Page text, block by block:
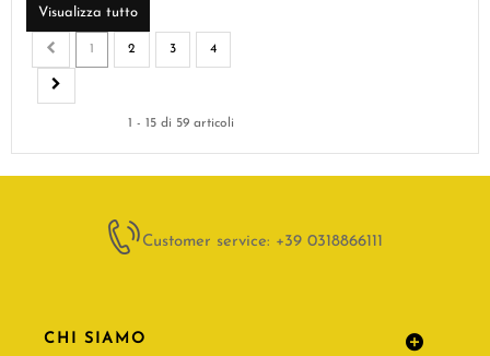
Visualizza tutto
1 2 3 4
1 - 15 di 59 articoli
Customer service: +39 0318866111
CHI SIAMO